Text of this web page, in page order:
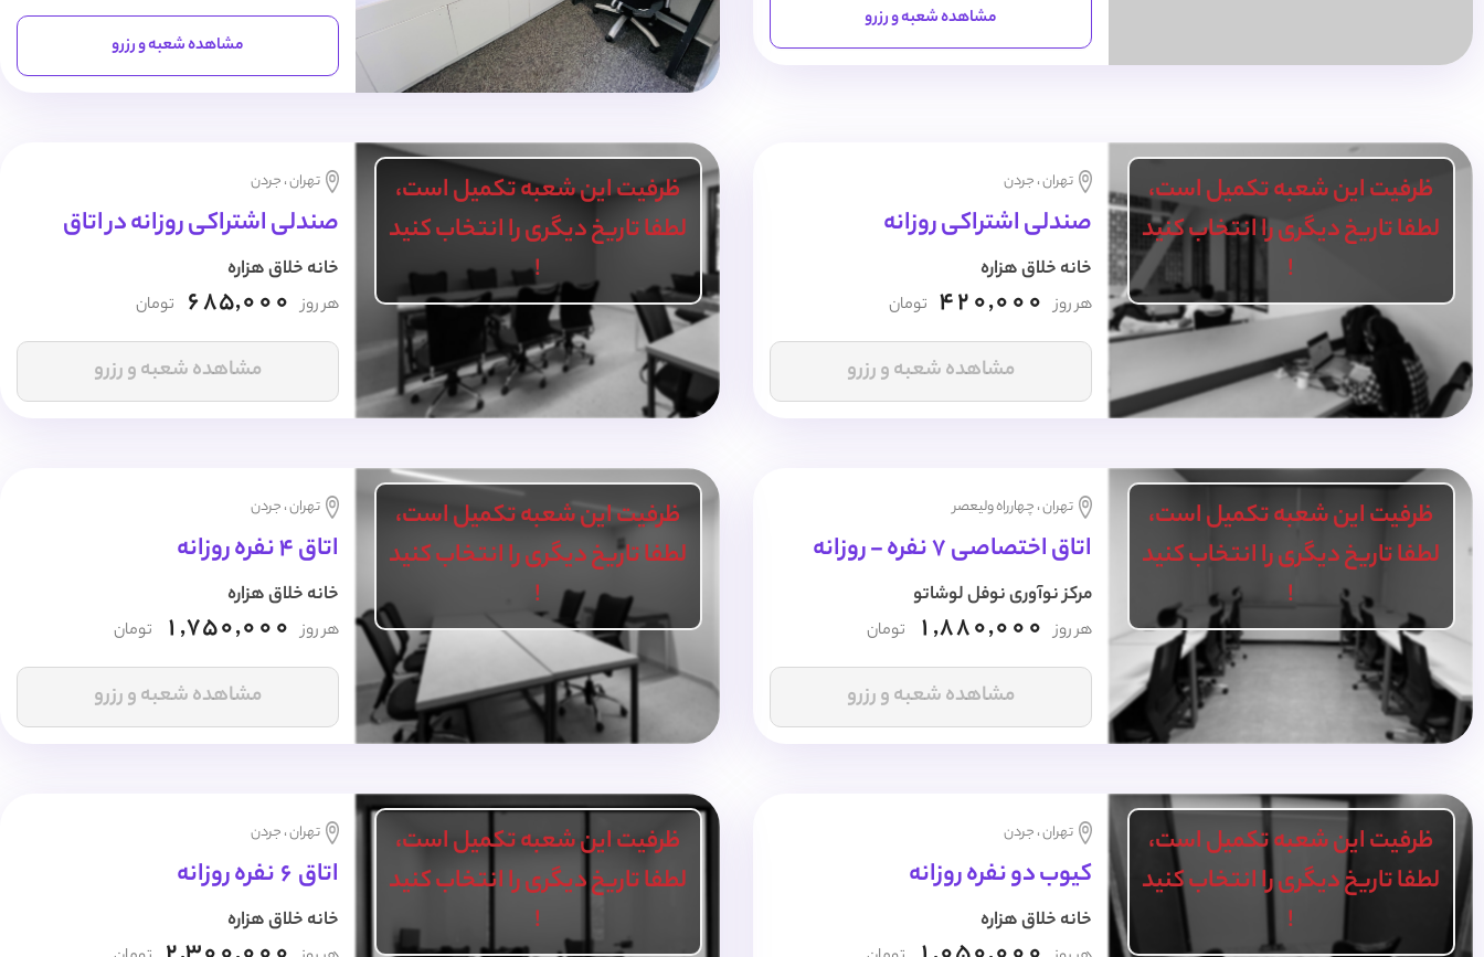
مشاهده شعبه و رزرو
مشاهده شعبه و رزرو
ظرفیت این شعبه تکمیل است،
لطفا تاریخ دیگری را انتخاب کنید
!
تهران ، جردن
صندلی اشتراکی روزانه
خانه خلاق هزاره
هر روز 420,000 تومان
مشاهده شعبه و رزرو
ظرفیت این شعبه تکمیل است،
لطفا تاریخ دیگری را انتخاب کنید
!
تهران ، جردن
صندلی اشتراکی روزانه در اتاق
خانه خلاق هزاره
هر روز 685,000 تومان
مشاهده شعبه و رزرو
ظرفیت این شعبه تکمیل است،
لطفا تاریخ دیگری را انتخاب کنید
!
تهران ، چهارراه ولیعصر
اتاق اختصاصی 7 نفره - روزانه
مرکز نوآوری نوفل لوشاتو
هر روز 1,880,000 تومان
مشاهده شعبه و رزرو
ظرفیت این شعبه تکمیل است،
لطفا تاریخ دیگری را انتخاب کنید
!
تهران ، جردن
اتاق 4 نفره روزانه
خانه خلاق هزاره
هر روز 1,750,000 تومان
مشاهده شعبه و رزرو
ظرفیت این شعبه تکمیل است،
لطفا تاریخ دیگری را انتخاب کنید
!
تهران ، جردن
کیوب دو نفره روزانه
خانه خلاق هزاره
ظرفیت این شعبه تکمیل است،
لطفا تاریخ دیگری را انتخاب کنید
!
تهران ، جردن
اتاق 6 نفره روزانه
خانه خلاق هزاره